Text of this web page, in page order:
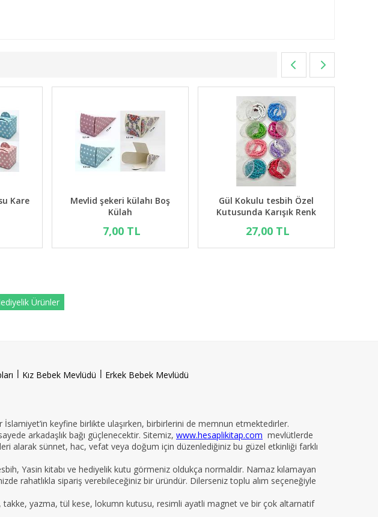
Kare
TL
Mevlid şekeri külahı Boş
7,00 TL
Gül Kokulu tesbih Özel
Kutusunda Karışık Renk
27,00 TL
Ürünler
l Kız Bebek Mevlüdü l Erkek Bebek Mevlüdü
keyfine birlikte ulaşırken, birbirlerini de memnun etmektedirler.
arkadaşlık bağı güçlenecektir. Sitemiz, www.hesaplikitap.com mevlütlerde
alarak sünnet, hac, vefat veya doğum için düzenlediğiniz bu güzel etkinliği farklı
Yasin kitabı ve hediyelik kutu görmeniz oldukça normaldir. Namaz kılamayan
rahatlıkla sipariş verebileceğiniz bir üründür. Dilerseniz toplu alım seçeneğiyle
yazma, tül kese, lokumn kutusu, resimli ayatli magnet ve bir çok altarnatif